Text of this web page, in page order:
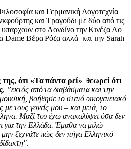
και Γερμανική Λογοτεχνία
και Τραγούδι με δύο από τις
στο Λονδίνο την Κινέζα Λο
Dame Βέρα Ρόζα αλλά και την Sarah
ότι «Τα πάντα ρεί» θεωρεί ότι
, ”εκτός από τα διαβάσματα και την
βοήθησε το στενό οικογενειακό
με τους γονείς μου – και μετά, το
Μαζί του έχω ανακαλύψει όσα δεν
για την Ελλάδα. Έμαθα να μιλώ
μην ξεχνάτε πώς δεν πήγα Ελληνικό
.